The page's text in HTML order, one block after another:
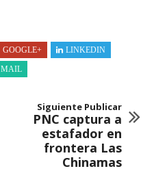
GOOGLE+
LINKEDIN
MAIL
Siguiente Publicar
PNC captura a
estafador en
frontera Las
Chinamas